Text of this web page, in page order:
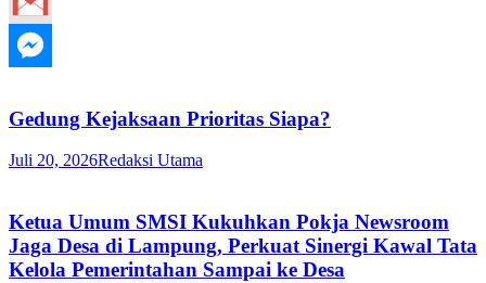
Gedung Kejaksaan Prioritas Siapa?
Juli 20, 2026Redaksi Utama
Ketua Umum SMSI Kukuhkan Pokja Newsroom
Jaga Desa di Lampung, Perkuat Sinergi Kawal Tata
Kelola Pemerintahan Sampai ke Desa